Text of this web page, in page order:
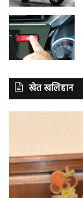
खेत खलिहान